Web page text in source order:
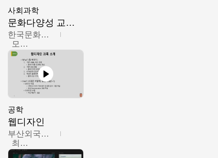
사회과학
문화다양성 교육의 이해
한국문화예술교육진흥원
모경환,성상환,정문성
공학
웹디자인
부산외국어대학교
최진오